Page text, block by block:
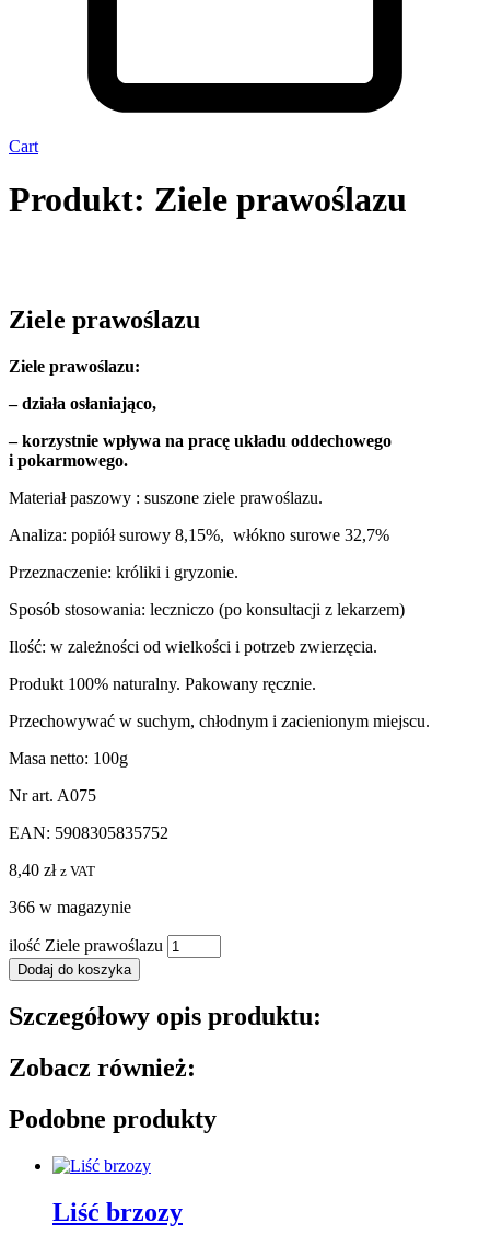
Cart
Produkt: Ziele prawoślazu
Ziele prawoślazu
Ziele prawoślazu:
– działa osłaniająco,
– korzystnie wpływa na pracę układu oddechowego
i pokarmowego.
Materiał paszowy : suszone ziele prawoślazu.
Analiza: popiół surowy 8,15%, włókno surowe 32,7%
Przeznaczenie: króliki i gryzonie.
Sposób stosowania: leczniczo (po konsultacji z lekarzem)
Ilość: w zależności od wielkości i potrzeb zwierzęcia.
Produkt 100% naturalny. Pakowany ręcznie.
Przechowywać w suchym, chłodnym i zacienionym miejscu.
Masa netto: 100g
Nr art. A075
EAN: 5908305835752
8,40 zł z VAT
366 w magazynie
ilość Ziele prawoślazu
Dodaj do koszyka
Szczegółowy opis produktu:
Zobacz również:
Podobne produkty
Liść brzozy